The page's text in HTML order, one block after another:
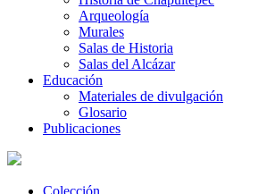
Arqueología
Murales
Salas de Historia
Salas del Alcázar
Educación
Materiales de divulgación
Glosario
Publicaciones
Colección